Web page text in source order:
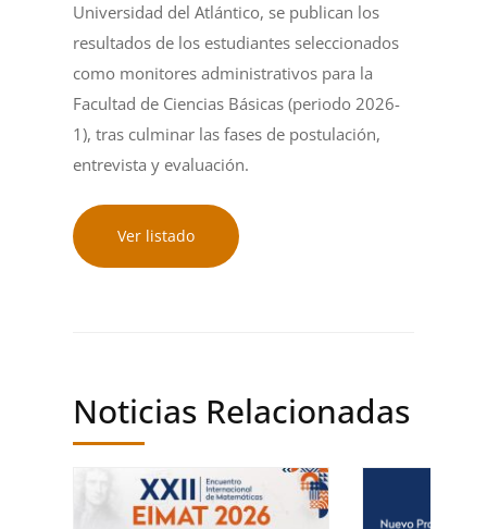
Universidad del Atlántico, se publican los
resultados de los estudiantes seleccionados
como monitores administrativos para la
Facultad de Ciencias Básicas (periodo 2026-
1), tras culminar las fases de postulación,
entrevista y evaluación.
Ver listado
Noticias Relacionadas